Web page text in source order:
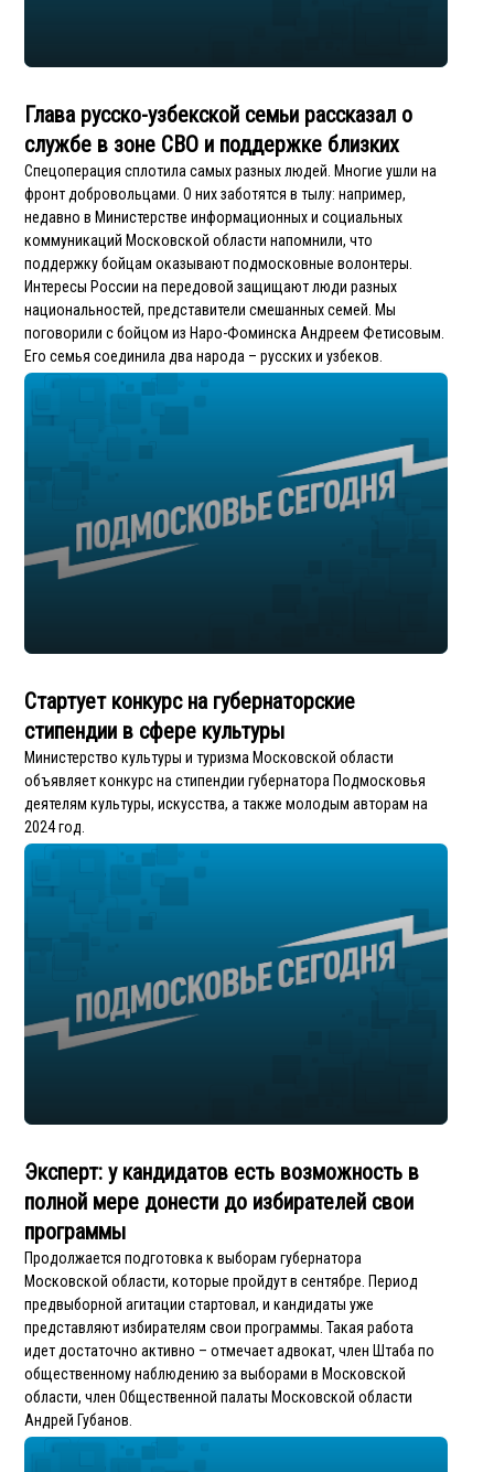
Глава русско-узбекской семьи рассказал о
службе в зоне СВО и поддержке близких
Спецоперация сплотила самых разных людей. Многие ушли на
фронт добровольцами. О них заботятся в тылу: например,
недавно в Министерстве информационных и социальных
коммуникаций Московской области напомнили, что
поддержку бойцам оказывают подмосковные волонтеры.
Интересы России на передовой защищают люди разных
национальностей, представители смешанных семей. Мы
поговорили с бойцом из Наро-Фоминска Андреем Фетисовым.
Его семья соединила два народа – русских и узбеков.
Стартует конкурс на губернаторские
стипендии в сфере культуры
Министерство культуры и туризма Московской области
объявляет конкурс на стипендии губернатора Подмосковья
деятелям культуры, искусства, а также молодым авторам на
2024 год.
Эксперт: у кандидатов есть возможность в
полной мере донести до избирателей свои
программы
Продолжается подготовка к выборам губернатора
Московской области, которые пройдут в сентябре. Период
предвыборной агитации стартовал, и кандидаты уже
представляют избирателям свои программы. Такая работа
идет достаточно активно – отмечает адвокат, член Штаба по
общественному наблюдению за выборами в Московской
области, член Общественной палаты Московской области
Андрей Губанов.